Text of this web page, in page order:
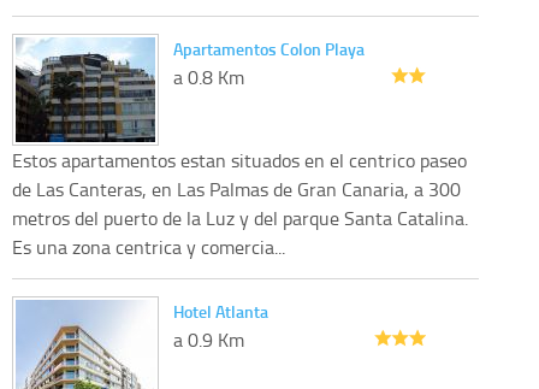
Apartamentos Colon Playa
a 0.8 Km
Estos apartamentos estan situados en el centrico paseo
de Las Canteras, en Las Palmas de Gran Canaria, a 300
metros del puerto de la Luz y del parque Santa Catalina.
Es una zona centrica y comercia...
Hotel Atlanta
a 0.9 Km